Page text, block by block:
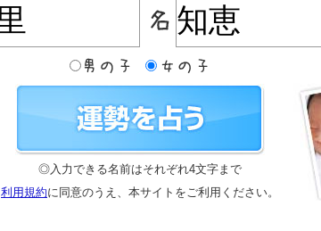
◎入力できる名前はそれぞれ4文字まで
利用規約に同意のうえ、本サイトをご利用ください。